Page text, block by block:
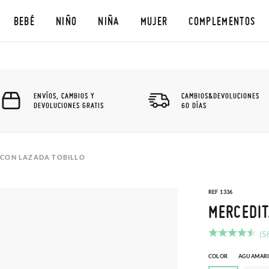
BEBÉ NIÑO NIÑA MUJER COMPLEMENTOS
ENVÍOS, CAMBIOS Y
DEVOLUCIONES GRATIS
CAMBIOS&DEVOLUCIONES
60 DÍAS
LAZADA TOBILLO
REF 1336
COLOR